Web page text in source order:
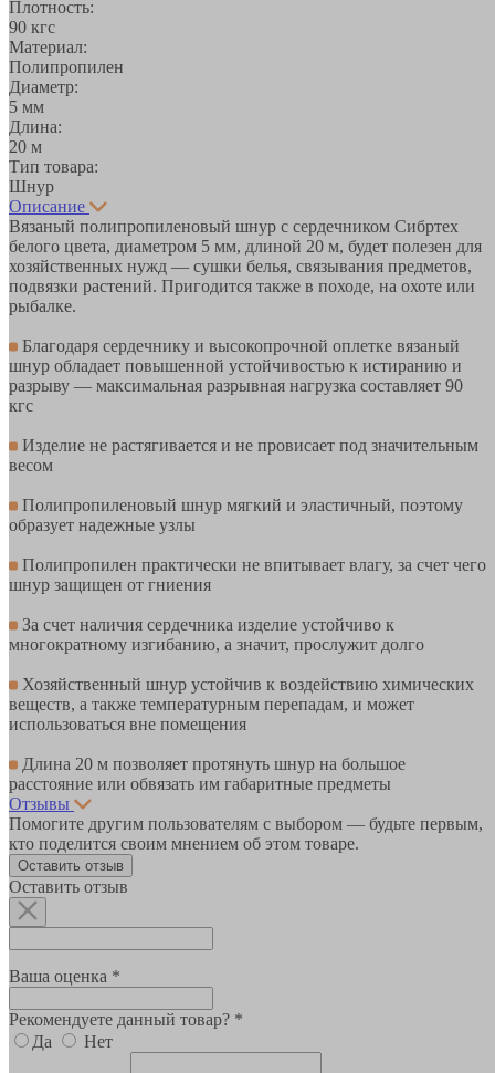
Плотность:
90 кгс
Материал:
Полипропилен
Диаметр:
5 мм
Длина:
20 м
Тип товара:
Шнур
Описание
Вязаный полипропиленовый шнур с сердечником Сибртех
белого цвета, диаметром 5 мм, длиной 20 м, будет полезен для
хозяйственных нужд — сушки белья, связывания предметов,
подвязки растений. Пригодится также в походе, на охоте или
рыбалке.
Благодаря сердечнику и высокопрочной оплетке вязаный
шнур обладает повышенной устойчивостью к истиранию и
разрыву — максимальная разрывная нагрузка составляет 90
кгс
Изделие не растягивается и не провисает под значительным
весом
Полипропиленовый шнур мягкий и эластичный, поэтому
образует надежные узлы
Полипропилен практически не впитывает влагу, за счет чего
шнур защищен от гниения
За счет наличия сердечника изделие устойчиво к
многократному изгибанию, а значит, прослужит долго
Хозяйственный шнур устойчив к воздействию химических
веществ, а также температурным перепадам, и может
использоваться вне помещения
Длина 20 м позволяет протянуть шнур на большое
расстояние или обвязать им габаритные предметы
Отзывы
Помогите другим пользователям с выбором — будьте первым,
кто поделится своим мнением об этом товаре.
Оставить отзыв
Оставить отзыв
Ваша оценка *
Рекомендуете данный товар? *
Да
Нет